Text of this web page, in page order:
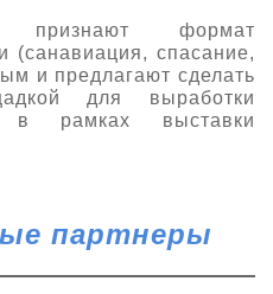
признают формат
(санавиация, спасание,
и предлагают сделать
для выработки
в рамках выставки
партнеры